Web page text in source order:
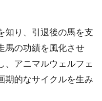
知り、引退後の馬を支
馬の功績を風化させ
、アニマルウェルフェ
期的なサイクルを生み